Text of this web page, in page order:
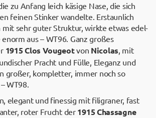
zu Anfang leich käsige Nase, die sich
feinen Stinker wandelte. Erstaunlich
mit sehr guter Struktur, wirkte etwas edel-
aus – WT96. Ganz großes
1915 Clos Vougeotvon Nicolas, mit
Pracht und Fülle, Eleganz und
großer, kompletter, immer noch so
WT98.
elegant und finessig mit filigraner, fast
roter Frucht der 1915 Chassagne